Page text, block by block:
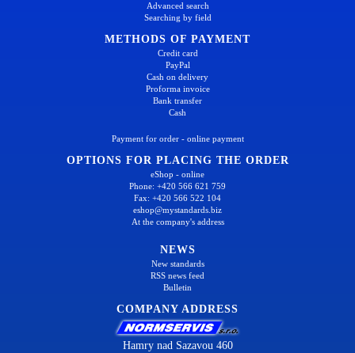
Advanced search
Searching by field
METHODS OF PAYMENT
Credit card
PayPal
Cash on delivery
Proforma invoice
Bank transfer
Cash
Payment for order - online payment
OPTIONS FOR PLACING THE ORDER
eShop - online
Phone: +420 566 621 759
Fax: +420 566 522 104
eshop@mystandards.biz
At the company's address
NEWS
New standards
RSS news feed
Bulletin
COMPANY ADDRESS
Hamry nad Sazavou 460